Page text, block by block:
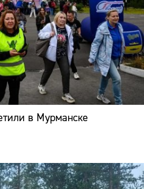
в Мурманске